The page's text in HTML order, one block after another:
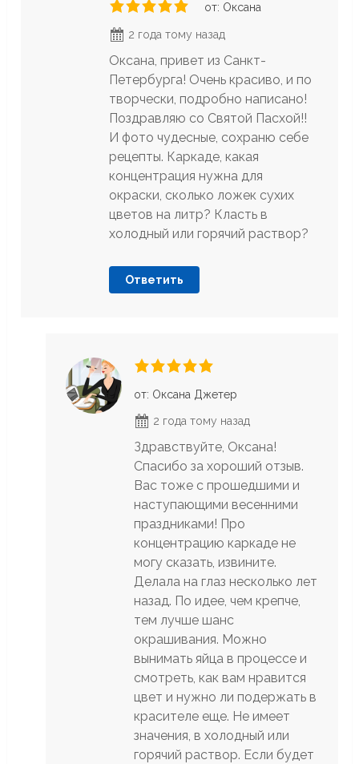
от: Оксана
2 года тому назад
Оксана, привет из Санкт-
Петербурга! Очень красиво, и по
творчески, подробно написано!
Поздравляю со Святой Пасхой!!
И фото чудесные, сохраню себе
рецепты. Каркаде, какая
концентрация нужна для
окраски, сколько ложек сухих
цветов на литр? Класть в
холодный или горячий раствор?
Ответить
от: Оксана Джетер
2 года тому назад
Здравствуйте, Оксана!
Спасибо за хороший отзыв.
Вас тоже с прошедшими и
наступающими весенними
праздниками! Про
концентрацию каркаде не
могу сказать, извините.
Делала на глаз несколько лет
назад. По идее, чем крепче,
тем лучше шанс
окрашивания. Можно
вынимать яйца в процессе и
смотреть, как вам нравится
цвет и нужно ли подержать в
красителе еще. Не имеет
значения, в холодный или
горячий раствор. Если будет